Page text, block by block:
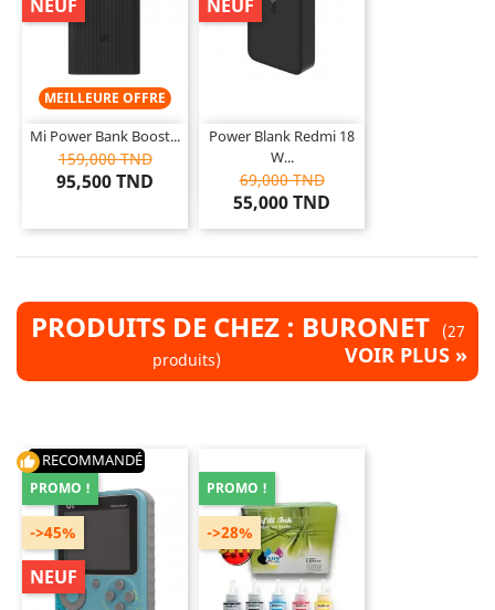
MEILLEURE OFFRE
Mi Power Bank Boost...
159,000 TND
95,500 TND
NEUF
Power Blank Redmi 18
W...
69,000 TND
55,000 TND
NEUF
PRODUITS DE CHEZ : BURONET
(27
produits)
VOIR PLUS »
thumb_up RECOMMANDÉ
->45%
PROMO !
NEUF
->28%
PROMO !